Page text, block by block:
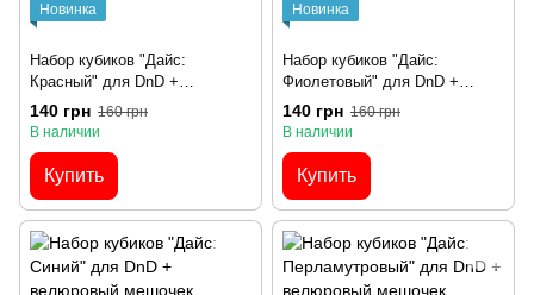
Новинка
Набор кубиков "Дайс:
Красный" для DnD +
велюровый мешочек
140 грн 160 грн
В наличии
Купить
Новинка
Набор кубиков "Дайс:
Фиолетовый" для DnD +
велюровый мешочек
140 грн 160 грн
В наличии
Купить